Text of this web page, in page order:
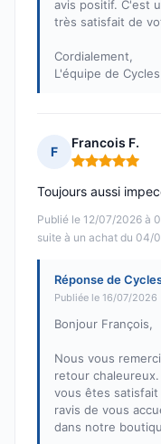
avis positif. C'est
très satisfait de
Cordialement,
L'équipe de
F
Francois F.
Note : 5 sur 5
Publié le 12/07/2026 à
suite à un achat du 04/
Toujours aussi
Réponse de
Publiée le 16/07/2026
Bonjour François,
Nous vous
retour chaleureux.
vous êtes
ravis de vous
dans notre